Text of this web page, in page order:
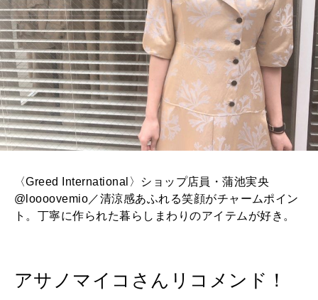
〈Greed International〉ショップ店員・蒲池実央
@loooovemio／清涼感あふれる笑顔がチャームポイン
ト。丁寧に作られた暮らしまわりのアイテムが好き。
アサノマイコさんリコメンド！